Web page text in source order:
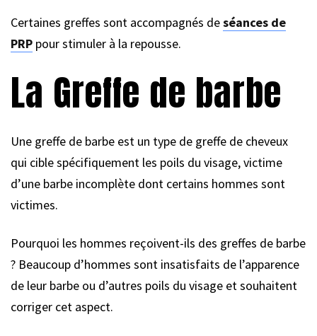
Certaines greffes sont accompagnés deséances de
PRP pour stimuler à la repousse.
La Greffe de barbe
Une greffe de barbe est un type de greffe de cheveux
qui cible spécifiquement les poils du visage, victime
d’une barbe incomplète dont certains hommes sont
victimes.
Pourquoi les hommes reçoivent-ils des greffes de barbe
? Beaucoup d’hommes sont insatisfaits de l’apparence
de leur barbe ou d’autres poils du visage et souhaitent
corriger cet aspect.